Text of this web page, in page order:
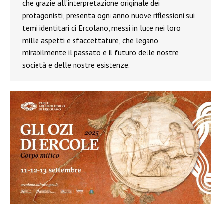
che grazie all’interpretazione originale dei
protagonisti, presenta ogni anno nuove riflessioni sui
temi identitari di Ercolano, messi in luce nei loro
mille aspetti e sfaccettature, che legano
mirabilmente il passato e il futuro delle nostre
società e delle nostre esistenze.